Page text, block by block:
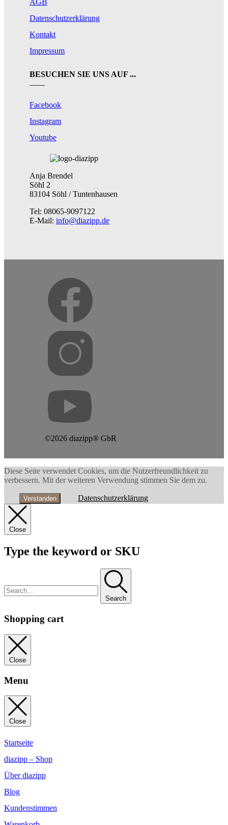
AGB
Datenschutzerklärung
Kontakt
Impressum
BESUCHEN SIE UNS AUF ...
Facebook
Instagram
Youtube
Anja Brendel
Söhl 2
83104 Söhl / Tuntenhausen
Tel: 08065-9097122
E-Mail: info@diazipp.de
©2026 diazipp® GbR
Diese Seite verwendet Cookies, um die Nutzerfreundlichkeit zu
verbessern. Mit der weiteren Verwendung stimmen Sie dem zu.
Verstanden Datenschutzerklärung
Close
Type the keyword or SKU
Search
Shopping cart
Close
Menu
Close
Startseite
diazipp – Shop
Über diazipp
Blog
Kundenstimmen